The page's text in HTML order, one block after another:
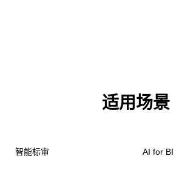
适用场景
智能标审 AI for BI